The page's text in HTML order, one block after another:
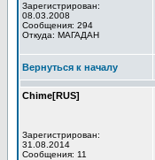
Зарегистрирован:
08.03.2008
Сообщения: 294
Откуда: МАГАДАН
Вернуться к началу
Chime[RUS]
Зарегистрирован:
31.08.2014
Сообщения: 11